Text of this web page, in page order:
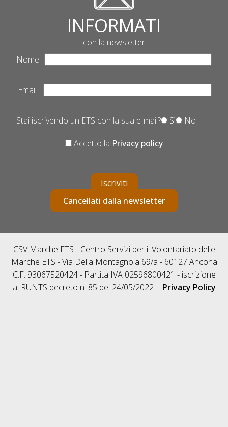
INFORMATI
con la newsletter
Nome
Email
Stai iscrivendo un ETS con la sua e-mail? Sì No
Accetto la Privacy policy
Iscriviti
Cancellati dalla newsletter
CSV Marche ETS - Centro Servizi per il Volontariato delle
Marche ETS - Via Della Montagnola 69/a - 60127 Ancona
C.F. 93067520424 - Partita IVA 02596800421 - iscrizione
al RUNTS decreto n. 85 del 24/05/2022 | Privacy Policy